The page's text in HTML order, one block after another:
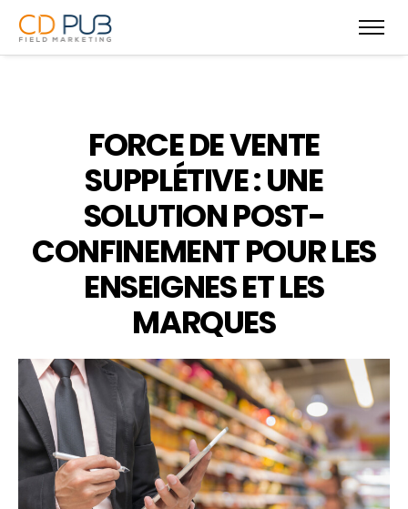
FORCE DE VENTE
SUPPLÉTIVE : UNE
SOLUTION POST-
CONFINEMENT POUR LES
ENSEIGNES ET LES
MARQUES